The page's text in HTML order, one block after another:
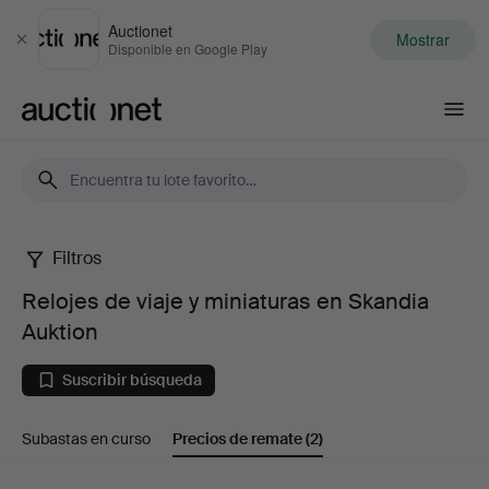
Cerrar
Auctionet
Disponible en Google Play Mostrar
Relojes
de
viaje
Filtros
Relojes de viaje y miniaturas en Skandia
Auktion
Suscribir búsqueda
Subastas en curso Precios de remate(2)